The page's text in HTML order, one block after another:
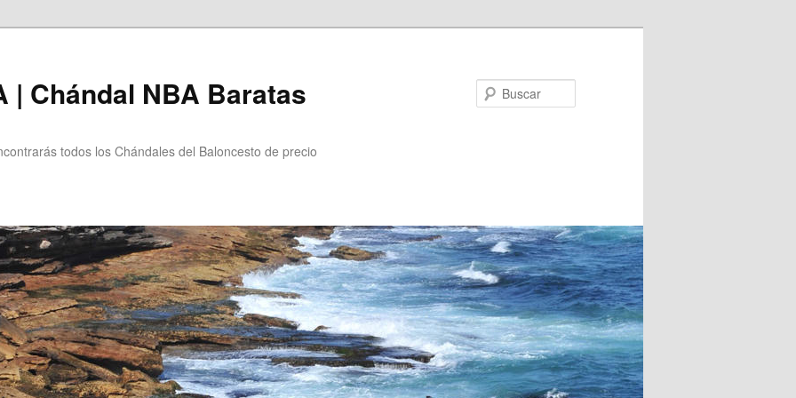
| Chándal NBA Baratas
todos los Chándales del Baloncesto de precio